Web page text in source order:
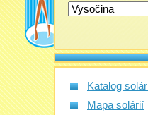
Katalog
Mapa solárií